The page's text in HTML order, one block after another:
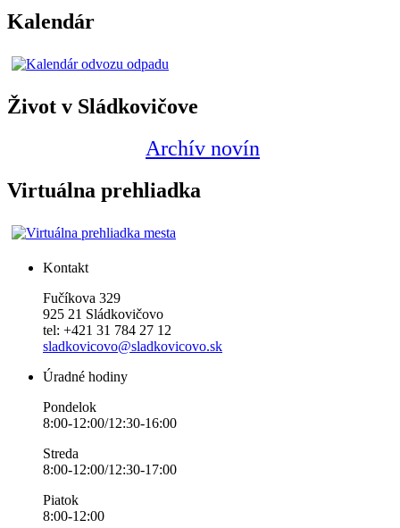
Kalendár
Život v Sládkovičove
Archív novín
Virtuálna prehliadka
Kontakt
Fučíkova 329
925 21 Sládkovičovo
tel: +421 31 784 27 12
sladkovicovo@sladkovicovo.sk
Úradné hodiny
Pondelok
8:00-12:00/12:30-16:00
Streda
8:00-12:00/12:30-17:00
Piatok
8:00-12:00